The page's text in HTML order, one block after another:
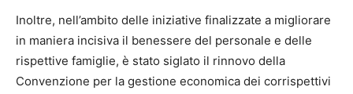
Inoltre, nell’ambito delle iniziative finalizzate a migliorare
in maniera incisiva il benessere del personale e delle
rispettive famiglie, è stato siglato il rinnovo della
Convenzione per la gestione economica dei corrispettivi